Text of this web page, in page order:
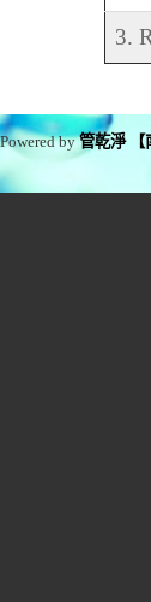
3.
Powered by管乾淨 【